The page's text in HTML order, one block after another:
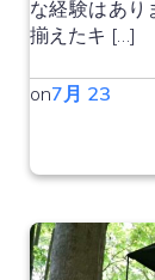
な経験はあり
揃えたキ […]
on7月 23